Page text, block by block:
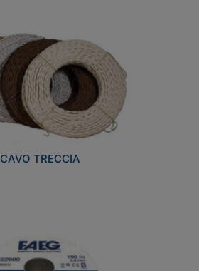
CAVO TRECCIA